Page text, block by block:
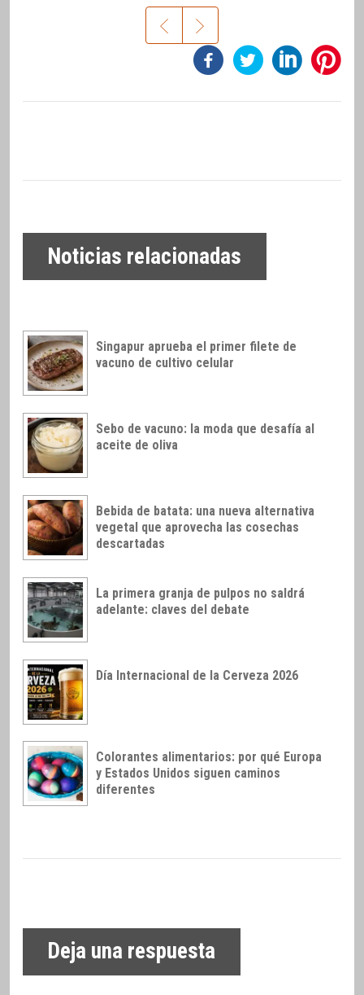
Noticias relacionadas
Singapur aprueba el primer filete de
vacuno de cultivo celular
Sebo de vacuno: la moda que desafía al
aceite de oliva
Bebida de batata: una nueva alternativa
vegetal que aprovecha las cosechas
descartadas
La primera granja de pulpos no saldrá
adelante: claves del debate
Día Internacional de la Cerveza 2026
Colorantes alimentarios: por qué Europa
y Estados Unidos siguen caminos
diferentes
Deja una respuesta